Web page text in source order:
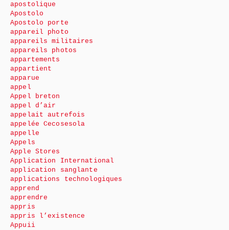
apostolique
Apostolo
Apostolo porte
appareil photo
appareils militaires
appareils photos
appartements
appartient
apparue
appel
Appel breton
appel d’air
appelait autrefois
appelée Cecosesola
appelle
Appels
Apple Stores
Application International
application sanglante
applications technologiques
apprend
apprendre
appris
appris l’existence
Appuii